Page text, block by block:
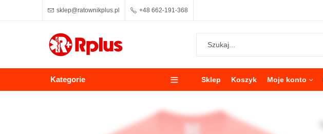
sklep@ratownikplus.pl +48 662-191-368
Kategorie Sklep Koszyk Moje konto